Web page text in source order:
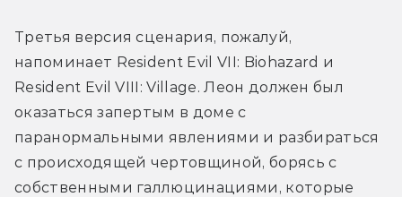
Третья версия сценария, пожалуй,
напоминает Resident Evil VII: Biohazard и
Resident Evil VIII: Village. Леон должен был
оказаться запертым в доме с
паранормальными явлениями и разбираться
с происходящей чертовщиной, борясь с
собственными галлюцинациями, которые